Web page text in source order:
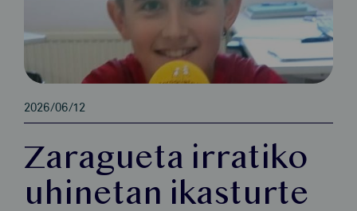
2026/06/12
Zaragueta irratiko
uhinetan ikasturte